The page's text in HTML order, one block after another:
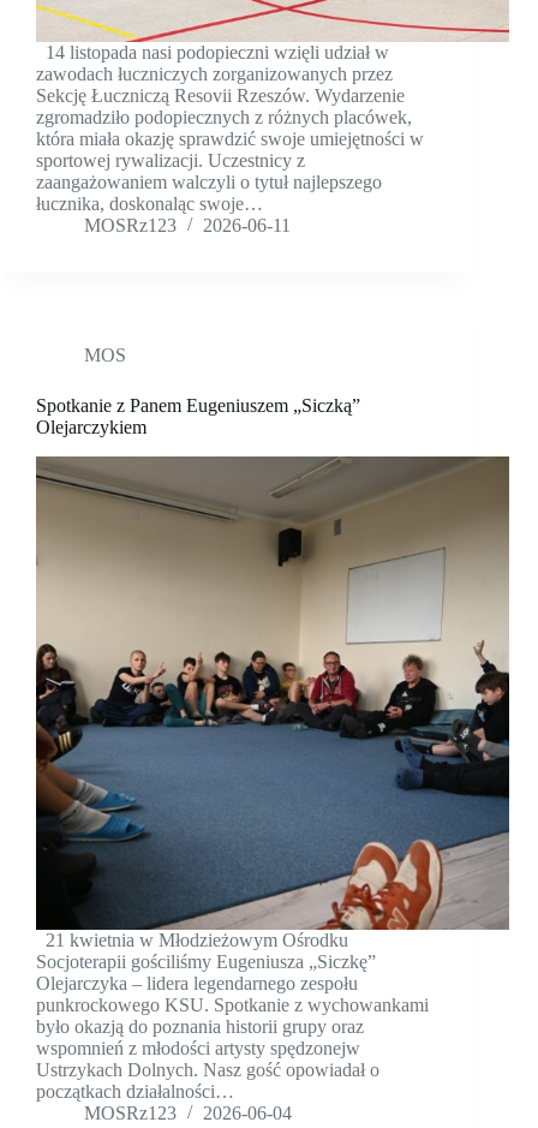
14 listopada nasi podopieczni wzięli udział w
zawodach łuczniczych zorganizowanych przez
Sekcję Łuczniczą Resovii Rzeszów. Wydarzenie
zgromadziło podopiecznych z różnych placówek,
która miała okazję sprawdzić swoje umiejętności w
sportowej rywalizacji. Uczestnicy z
zaangażowaniem walczyli o tytuł najlepszego
łucznika, doskonaląc swoje…
MOSRz123
2026-06-11
MOS
Spotkanie z Panem Eugeniuszem „Siczką”
Olejarczykiem
21 kwietnia w Młodzieżowym Ośrodku
Socjoterapii gościliśmy Eugeniusza „Siczkę”
Olejarczyka – lidera legendarnego zespołu
punkrockowego KSU. Spotkanie z wychowankami
było okazją do poznania historii grupy oraz
wspomnień z młodości artysty spędzonejw
Ustrzykach Dolnych. Nasz gość opowiadał o
początkach działalności…
MOSRz123
2026-06-04